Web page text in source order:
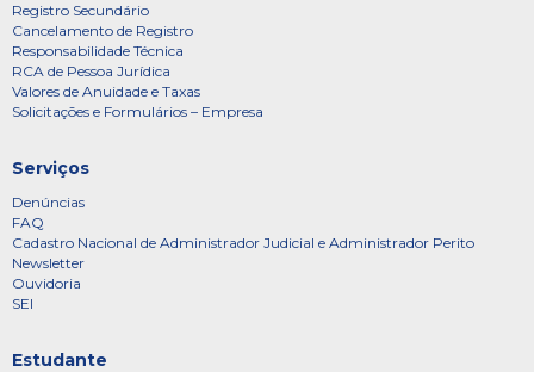
Registro Secundário
Cancelamento de Registro
Responsabilidade Técnica
RCA de Pessoa Jurídica
Valores de Anuidade e Taxas
Solicitações e Formulários – Empresa
Serviços
Denúncias
FAQ
Cadastro Nacional de Administrador Judicial e Administrador Perito
Newsletter
Ouvidoria
SEI
Estudante